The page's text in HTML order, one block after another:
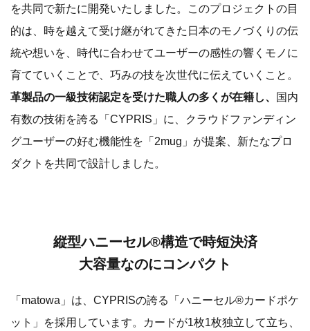
を共同で新たに開発いたしました。このプロジェクトの目
的は、時を越えて受け継がれてきた日本のモノづくりの伝
統や想いを、時代に合わせてユーザーの感性の響くモノに
育てていくことで、巧みの技を次世代に伝えていくこと。
革製品の一級技術認定を受けた職人の多くが在籍し、
国内
有数の技術を誇る「CYPRIS」に、クラウドファンディン
グユーザーの好む機能性を「2mug」が提案、新たなプロ
ダクトを共同で設計しました。
縦型ハニーセル®構造で時短決済
大容量なのにコンパクト
「matowa」は、CYPRISの誇る「ハニーセル®︎カードポケ
ット」を採用しています。カードが1枚1枚独立して立ち、